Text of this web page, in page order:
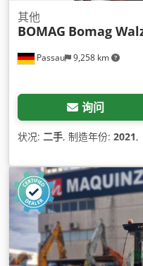
Passau 9,258 km
其他
BOMAG Bomag
询问
状况: 二手, 制造年份: 2021,